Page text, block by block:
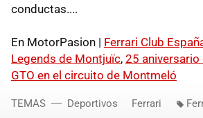
conductas....
En MotorPasion | Ferrari Club
Legends de Montjuïc, 25 aniversario
GTO en el circuito de Montmeló
TEMAS Deportivos Ferrari